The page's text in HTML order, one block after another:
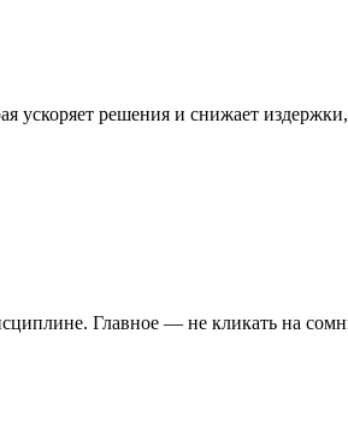
ускоряет решения и снижает
Главное — не кликать на